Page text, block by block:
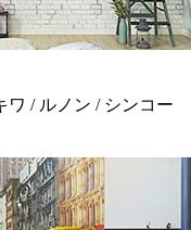
ワ / ルノン / シンコー